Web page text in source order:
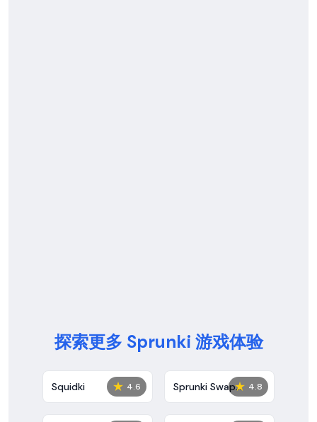
探索更多 Sprunki 游戏体验
★ 4.6
Squidki ★ 4.8
Sprunki Swap
Showcase